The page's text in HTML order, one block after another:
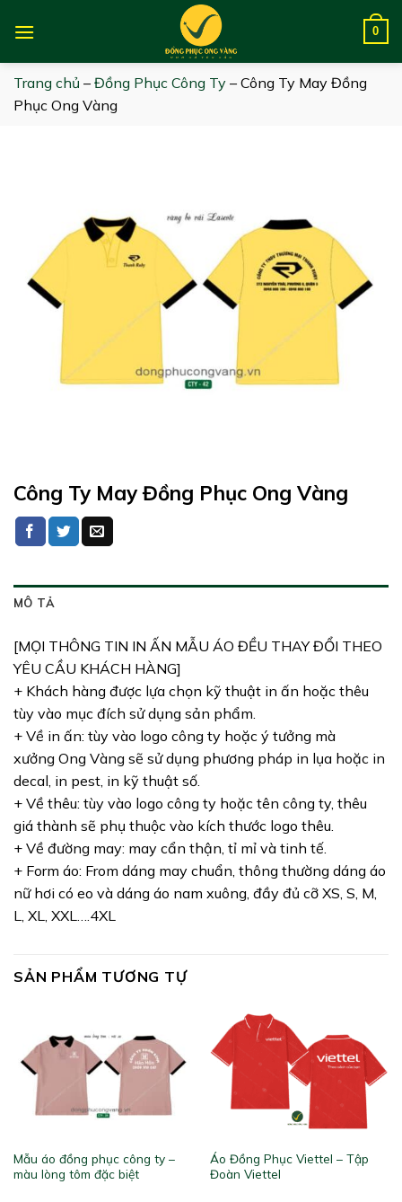
0
Trang chủ – Đồng Phục Công Ty – Công Ty May Đồng
Phục Ong Vàng
Công Ty May Đồng Phục Ong Vàng
MÔ TẢ
[MỌI THÔNG TIN IN ẤN MẪU ÁO ĐỀU THAY ĐỔI THEO
YÊU CẦU KHÁCH HÀNG]
+ Khách hàng được lựa chọn kỹ thuật in ấn hoặc thêu
tùy vào mục đích sử dụng sản phẩm.
+ Về in ấn: tùy vào logo công ty hoặc ý tưởng mà
xưởng Ong Vàng sẽ sử dụng phương pháp in lụa hoặc in
decal, in pest, in kỹ thuật số.
+ Về thêu: tùy vào logo công ty hoặc tên công ty, thêu
giá thành sẽ phụ thuộc vào kích thước logo thêu.
+ Về đường may: may cẩn thận, tỉ mỉ và tinh tế.
+ Form áo: From dáng may chuẩn, thông thường dáng áo
nữ hơi có eo và dáng áo nam xuông, đầy đủ cỡ XS, S, M,
L, XL, XXL….4XL
SẢN PHẨM TƯƠNG TỰ
Mẫu áo đồng phục công ty –
màu lòng tôm đặc biệt
Áo Đồng Phục Viettel – Tập
Đoàn Viettel